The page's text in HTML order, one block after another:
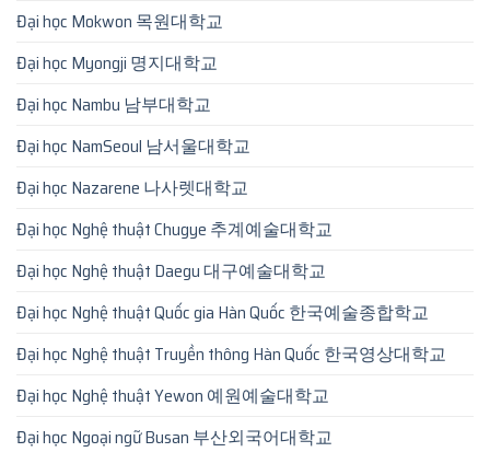
Đại học Mokwon 목원대학교
Đại học Myongji 명지대학교
Đại học Nambu 남부대학교
Đại học NamSeoul 남서울대학교
Đại học Nazarene 나사렛대학교
Đại học Nghệ thuật Chugye 추계예술대학교
Đại học Nghệ thuật Daegu 대구예술대학교
Đại học Nghệ thuật Quốc gia Hàn Quốc 한국예술종합학교
Đại học Nghệ thuật Truyền thông Hàn Quốc 한국영상대학교
Đại học Nghệ thuật Yewon 예원예술대학교
Đại học Ngoại ngữ Busan 부산외국어대학교